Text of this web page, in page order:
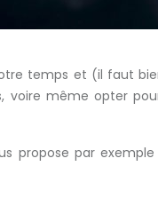
temps et (il faut
voire même opter
propose par